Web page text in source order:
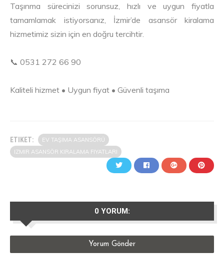
Taşınma sürecinizi sorunsuz, hızlı ve uygun fiyatla
tamamlamak istiyorsanız, İzmir’de asansör kiralama
hizmetimiz sizin için en doğru tercihtir.
📞 0531 272 66 90
Kaliteli hizmet • Uygun fiyat • Güvenli taşıma
ETIKET:
EV TAŞIMA ASANSÖRÜ
IZMIR ASANSÖR KIRALAMA FIYATLARI
0 YORUM:
Yorum Gönder